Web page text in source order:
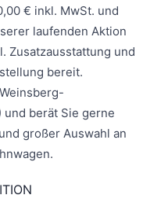
€ inkl. MwSt. und
laufenden Aktion
Zusatzausstattung und
bereit.
und berät Sie gerne
großer Auswahl an